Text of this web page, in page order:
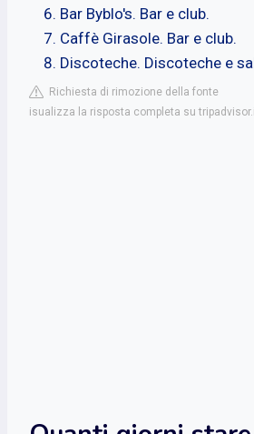
Bar Byblo's. Bar e club.
Caffè Girasole. Bar e club.
Discoteche. Discoteche e
Richiesta di rimozione della fonte
isualizza la risposta completa su